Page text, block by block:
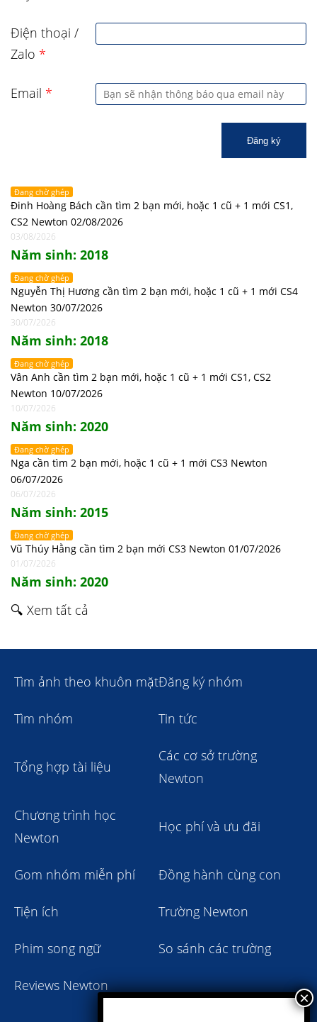
Điện thoại /
Zalo *
Email *
Đăng ký
Đang chờ ghép
Đinh Hoàng Bách cần tìm 2 bạn mới, hoặc 1 cũ + 1 mới CS1,
CS2 Newton 02/08/2026
03/08/2026
Năm sinh: 2018
Đang chờ ghép
Nguyễn Thị Hương cần tìm 2 bạn mới, hoặc 1 cũ + 1 mới CS4
Newton 30/07/2026
30/07/2026
Năm sinh: 2018
Đang chờ ghép
Vân Anh cần tìm 2 bạn mới, hoặc 1 cũ + 1 mới CS1, CS2
Newton 10/07/2026
10/07/2026
Năm sinh: 2020
Đang chờ ghép
Nga cần tìm 2 bạn mới, hoặc 1 cũ + 1 mới CS3 Newton
06/07/2026
06/07/2026
Năm sinh: 2015
Đang chờ ghép
Vũ Thúy Hằng cần tìm 2 bạn mới CS3 Newton 01/07/2026
01/07/2026
Năm sinh: 2020
🔍 Xem tất cả
Tìm ảnh theo khuôn mặtĐăng ký nhóm
Tìm nhóm Tin tức
Tổng hợp tài liệu
Các cơ sở trường
Newton
Chương trình học
Newton
Học phí và ưu đãi
Gom nhóm miễn phí Đồng hành cùng con
Tiện ích Trường Newton
Phim song ngữ So sánh các trường
Reviews Newton